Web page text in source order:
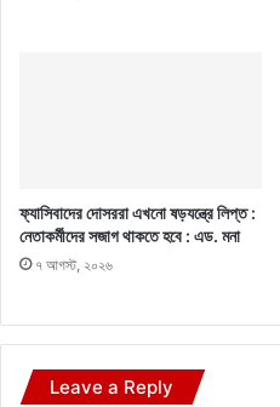
ফ্যাসিবাদের দোসররা এখনো ষড়যন্ত্রে লিপ্ত :
নেতাকর্মীদের সজাগ থাকতে হবে : এড. মনা
৭ আগস্ট, ২০২৬
Leave a Reply